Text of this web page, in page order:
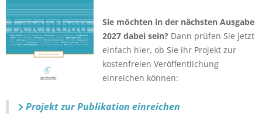
Sie möchten in der nächsten Ausgabe
2027 dabei sein? Dann prüfen Sie jetzt
einfach hier, ob Sie ihr Projekt zur
kostenfreien Veröffentlichung
einreichen können:
Projekt zur Publikation einreichen